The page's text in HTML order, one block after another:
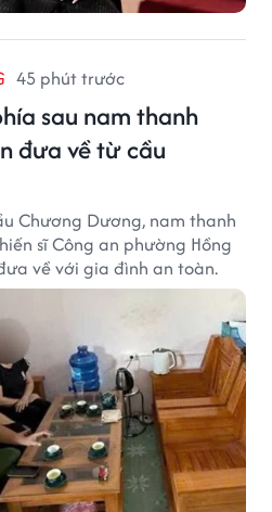
45 phút trước
sau nam thanh
đưa về từ cầu
Chương Dương, nam thanh
sĩ Công an phường Hồng
về với gia đình an toàn.